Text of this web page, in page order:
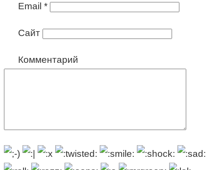
Email *
Сайт
Комментарий